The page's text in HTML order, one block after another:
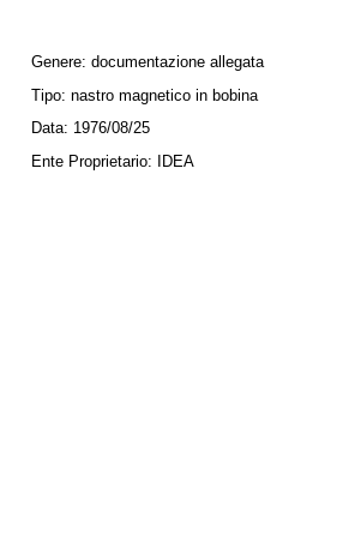
Genere: documentazione allegata
Tipo: nastro magnetico in bobina
Data: 1976/08/25
Ente Proprietario:
IDEA